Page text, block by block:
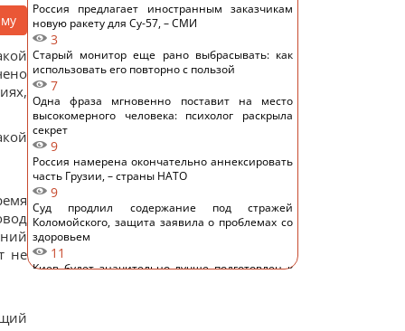
не
Россия предлагает иностранным заказчикам
новую ракету для Су-57, – СМИ
3
Старый монитор еще рано выбрасывать: как
использовать его повторно с пользой
7
Одна фраза мгновенно поставит на место
высокомерного человека: психолог раскрыла
секрет
9
Россия намерена окончательно аннексировать
часть Грузии, – страны НАТО
9
Суд продлил содержание под стражей
Коломойского, защита заявила о проблемах со
здоровьем
11
Киев будет значительно лучше подготовлен к